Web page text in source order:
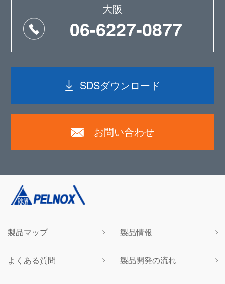
大阪
06-6227-0877
SDSダウンロード
お問い合わせ
製品マップ 製品情報
よくある質問 製品開発の流れ